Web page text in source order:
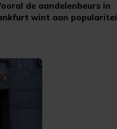
de aandelenbeurs in
wint aan